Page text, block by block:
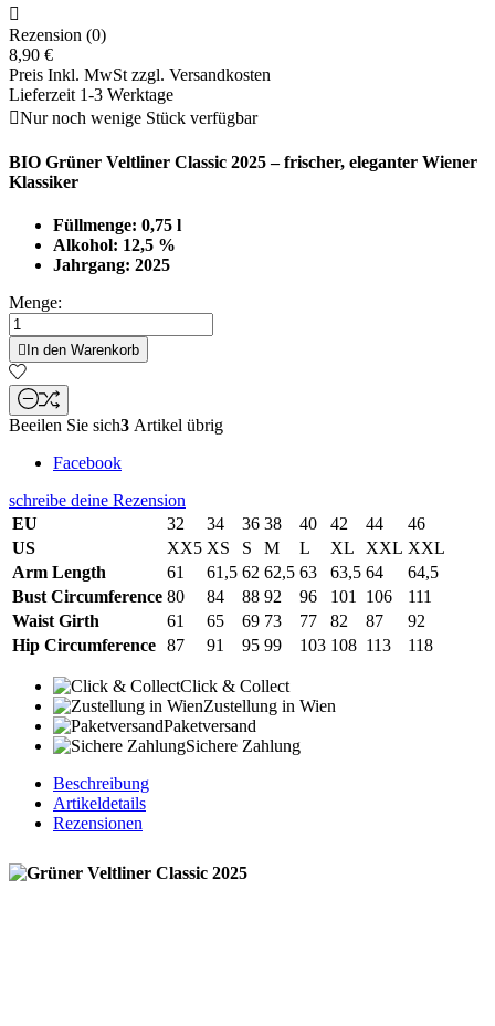

Rezension (0)
8,90 €
Preis Inkl. MwSt zzgl. Versandkosten
Lieferzeit 1-3 Werktage
Nur noch wenige Stück verfügbar
BIO Grüner Veltliner Classic 2025 – frischer, eleganter Wiener
Klassiker
Füllmenge: 0,75 l
Alkohol: 12,5 %
Jahrgang: 2025
Menge:
 In den Warenkorb
Beeilen Sie sich3 Artikel übrig
Facebook
schreibe deine Rezension
EU
32 34 36 38 40 42 44
46
US
XX5 XS S M L XL XXL XXL
Arm Length
61 61,5 62 62,5 63 63,5 64
64,5
Bust Circumference 80 84 88 92 96 101 106
111
Waist Girth
61 65 69 73 77 82 87
92
Hip Circumference 87 91 95 99 103 108 113 118
Click & Collect
Zustellung in Wien
Paketversand
Sichere Zahlung
Beschreibung
Artikeldetails
Rezensionen